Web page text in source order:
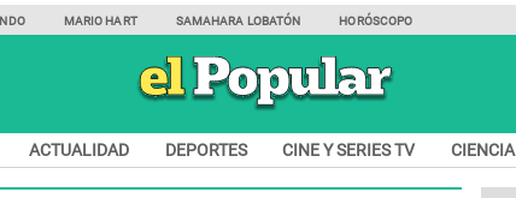
MARIO HART SAMAHARA LOBATÓN HORÓSCOPO
ACTUALIDAD DEPORTES CINE Y SERIES TV CIENCIA